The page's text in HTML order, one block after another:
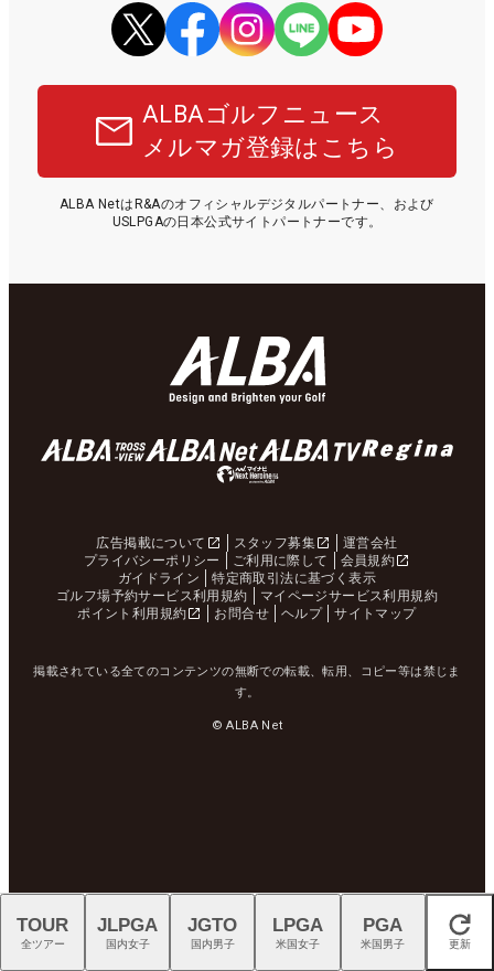
ALBAゴルフニュース
メルマガ登録はこちら
ALBA NetはR&Aのオフィシャルデジタルパートナー、および
USLPGAの日本公式サイトパートナーです。
広告掲載について スタッフ募集
運営会社
プライバシーポリシー
ご利用に際して
会員規約
ガイドライン
特定商取引法に基づく表示
ゴルフ場予約サービス利用規約
マイページサービス利用規約
ポイント利用規約
お問合せ ヘルプ サイトマップ
掲載されている全てのコンテンツの無断での転載、転用、コピー等は禁じま
す。
© ALBA Net
閉じる
TOUR
全ツアー
JLPGA
国内女子
JGTO
国内男子
LPGA
米国女子
PGA
米国男子 更新